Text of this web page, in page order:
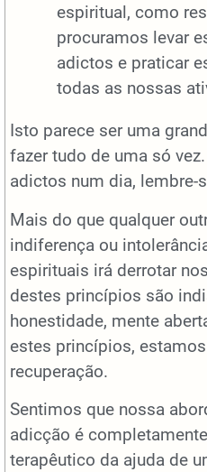
espiritual, como
procuramos levar
adictos e praticar
todas as nossas
Isto parece ser uma
fazer tudo de uma só
adictos num dia, lembre-
Mais do que qualquer
indiferença ou
espirituais irá derrotar
destes princípios são
honestidade, mente
estes princípios,
recuperação.
Sentimos que nossa
adicção é
terapêutico da ajuda de